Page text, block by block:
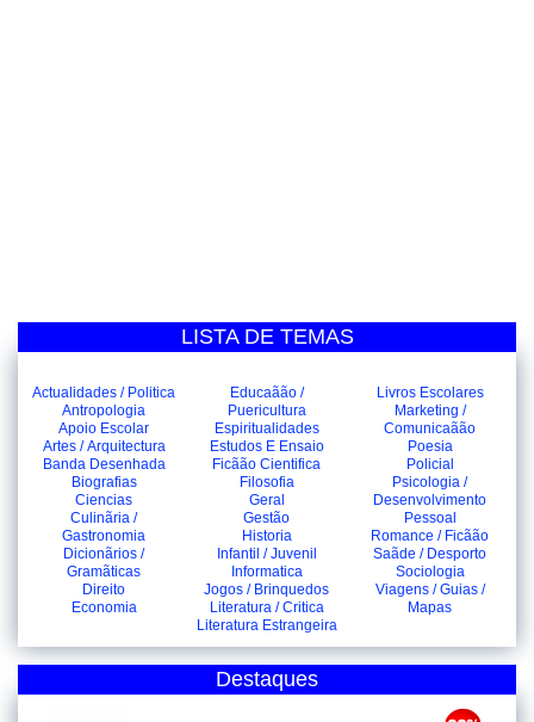
LISTA DE TEMAS
Actualidades / Politica
Antropologia
Apoio Escolar
Artes / Arquitectura
Banda Desenhada
Biografias
Ciencias
Culinãria /
Gastronomia
Dicionãrios /
Gramãticas
Direito
Economia
Educaãão /
Puericultura
Espiritualidades
Estudos E Ensaio
Ficãão Cientifica
Filosofia
Geral
Gestão
Historia
Infantil / Juvenil
Informatica
Jogos / Brinquedos
Literatura / Critica
Literatura Estrangeira
Livros Escolares
Marketing /
Comunicaãão
Poesia
Policial
Psicologia /
Desenvolvimento
Pessoal
Romance / Ficãão
Saãde / Desporto
Sociologia
Viagens / Guias /
Mapas
Destaques